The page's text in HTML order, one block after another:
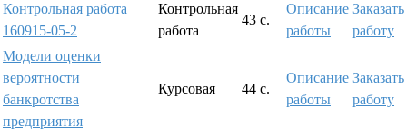
Контрольная работа
160915-05-2
Контрольная
работа
43 с.
Описание
работы
Заказать
работу
Модели оценки
вероятности
банкротства
предприятия
Курсовая 44 с.
Описание
работы
Заказать
работу